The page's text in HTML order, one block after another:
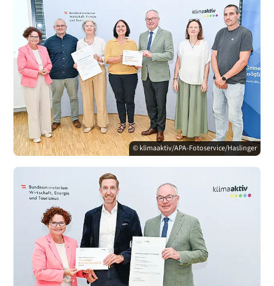
© klimaaktiv/APA-Fotoservice/Haslinger